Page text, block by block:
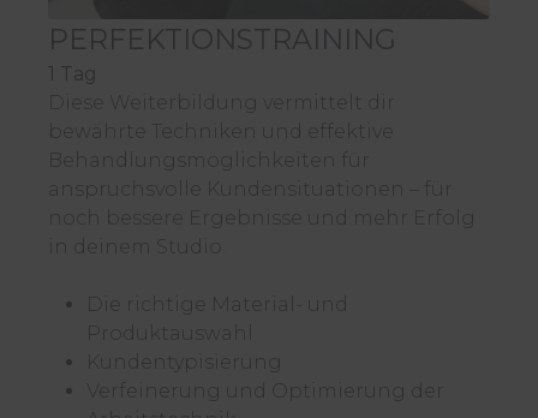
PERFEKTIONSTRAINING
1 Tag
Diese Weiterbildung vermittelt dir
bewährte Techniken und effektive
Behandlungsmöglichkeiten für
anspruchsvolle Kundensituationen – für
noch bessere Ergebnisse und mehr Erfolg
in deinem Studio.
Die richtige Material- und
Produktauswahl
Kundentypisierung
Verfeinerung und Optimierung der